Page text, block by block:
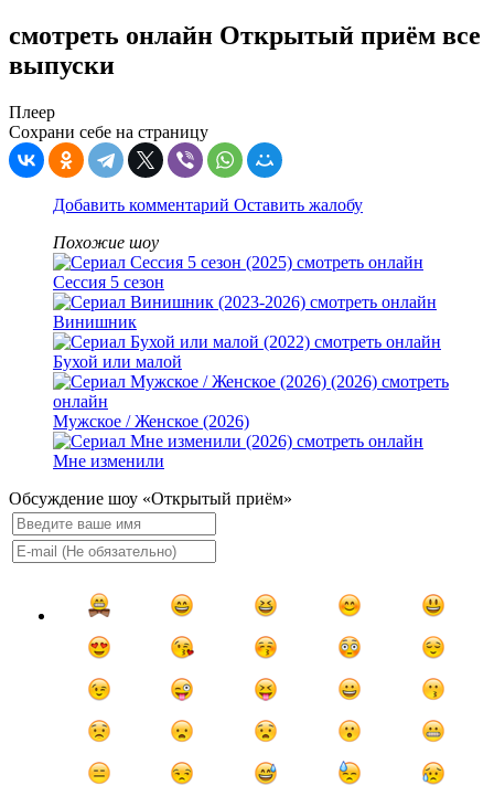
смотреть онлайн Открытый приём все
выпуски
Плеер
Сохрани себе на страницу
Добавить комментарий Оставить жалобу
Похожие шоу
Сессия 5 сезон
Винишник
Бухой или малой
Мужское / Женское (2026)
Мне изменили
Обсуждение шоу «Открытый приём»